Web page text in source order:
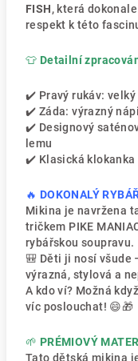
FISH, která
respekt k této
👕 Detailní
✔️ Pravý rukáv:
✔️ Záda: výrazný
✔️ Designový
lemu
✔️ Klasická
🔥 DOKONALÝ
Mikina je navržena
tričkem PIKE
rybářskou soupravu.
🎒 Děti ji nosí všude
výrazná, stylová a
A kdo ví? Možná
víc poslouchat! 😄🎁
🌱 PRÉMIOVÝ
Tato dětská mikina